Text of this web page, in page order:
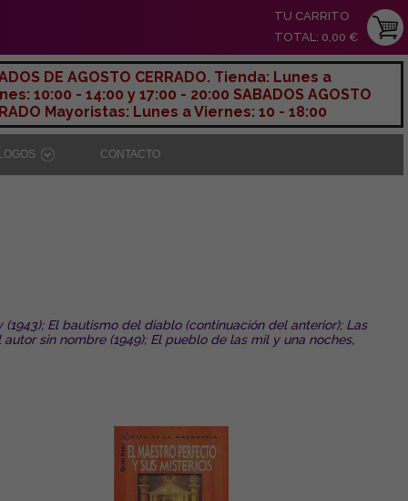
TU CARRITO
TOTAL: 0,00 €
DE AGOSTO CERRADO. Tienda: Lunes a
10:00 - 14:00 y 17:00 - 20:00 SABADOS AGOSTO
Mayoristas: Lunes a Viernes: 10 - 18:00
CONTACTO
El bautismo del diablo (continuación del anterior); Las
sin nombre (1949); El pueblo de las mil y una noches,